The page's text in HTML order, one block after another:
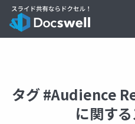
タグ #Audience
に関す